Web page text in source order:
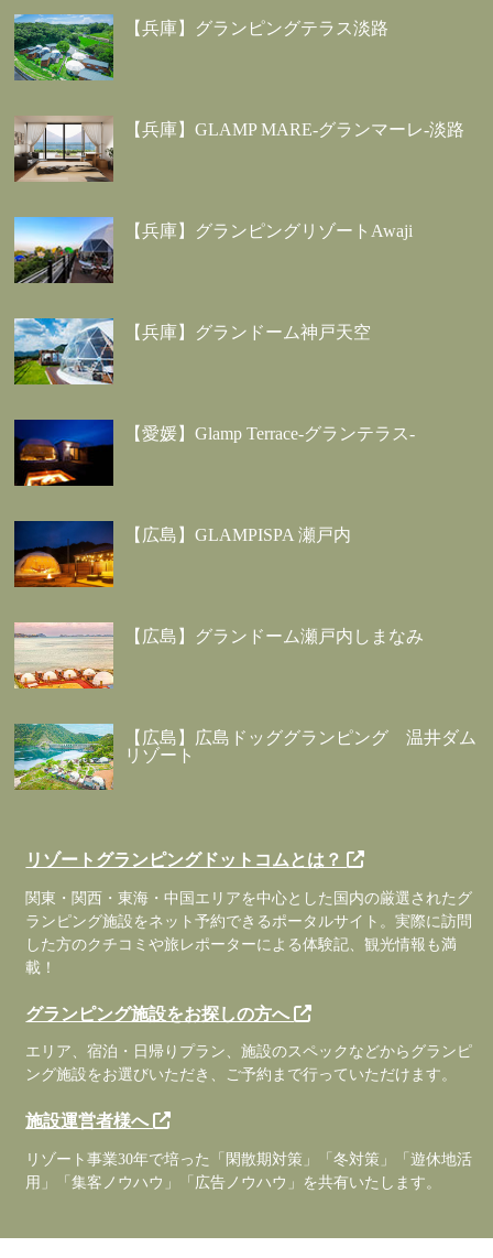
【兵庫】グランピングテラス淡路
【兵庫】GLAMP MARE-グランマーレ-淡路
【兵庫】グランピングリゾートAwaji
【兵庫】グランドーム神戸天空
【愛媛】Glamp Terrace-グランテラス-
【広島】GLAMPISPA 瀬戸内
【広島】グランドーム瀬戸内しまなみ
【広島】広島ドッググランピング 温井ダム
リゾート
リゾートグランピングドットコムとは？
関東・関西・東海・中国エリアを中心とした国内の厳選されたグ
ランピング施設をネット予約できるポータルサイト。実際に訪問
した方のクチコミや旅レポーターによる体験記、観光情報も満
載！
グランピング施設をお探しの方へ
エリア、宿泊・日帰りプラン、施設のスペックなどからグランピ
ング施設をお選びいただき、ご予約まで行っていただけます。
施設運営者様へ
リゾート事業30年で培った「閑散期対策」「冬対策」「遊休地活
用」「集客ノウハウ」「広告ノウハウ」を共有いたします。